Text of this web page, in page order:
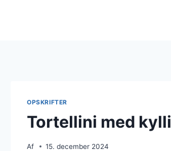
OPSKRIFTER
Tortellini med
Af 15. december 2024